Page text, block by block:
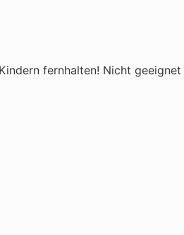
fernhalten! Nicht geeignet